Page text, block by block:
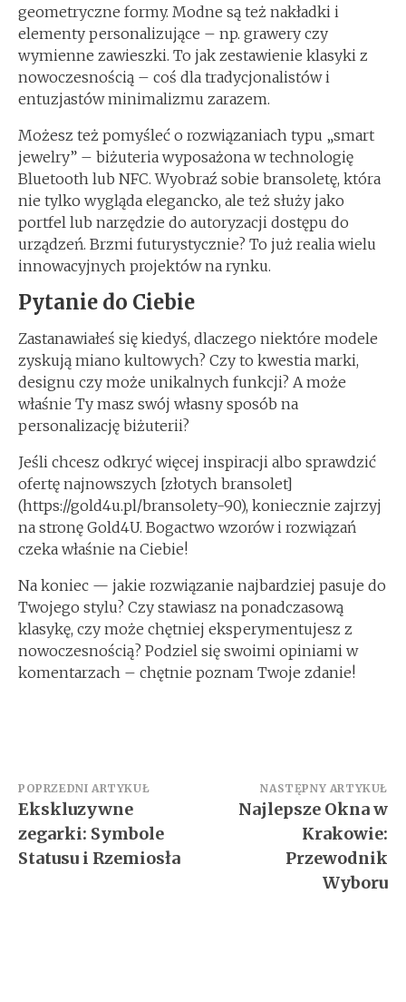
geometryczne formy. Modne są też nakładki i
elementy personalizujące – np. grawery czy
wymienne zawieszki. To jak zestawienie klasyki z
nowoczesnością – coś dla tradycjonalistów i
entuzjastów minimalizmu zarazem.
Możesz też pomyśleć o rozwiązaniach typu „smart
jewelry” – biżuteria wyposażona w technologię
Bluetooth lub NFC. Wyobraź sobie bransoletę, która
nie tylko wygląda elegancko, ale też służy jako
portfel lub narzędzie do autoryzacji dostępu do
urządzeń. Brzmi futurystycznie? To już realia wielu
innowacyjnych projektów na rynku.
Pytanie do Ciebie
Zastanawiałeś się kiedyś, dlaczego niektóre modele
zyskują miano kultowych? Czy to kwestia marki,
designu czy może unikalnych funkcji? A może
właśnie Ty masz swój własny sposób na
personalizację biżuterii?
Jeśli chcesz odkryć więcej inspiracji albo sprawdzić
ofertę najnowszych [złotych bransolet]
(https://gold4u.pl/bransolety-90), koniecznie zajrzyj
na stronę Gold4U. Bogactwo wzorów i rozwiązań
czeka właśnie na Ciebie!
Na koniec — jakie rozwiązanie najbardziej pasuje do
Twojego stylu? Czy stawiasz na ponadczasową
klasykę, czy może chętniej eksperymentujesz z
nowoczesnością? Podziel się swoimi opiniami w
komentarzach – chętnie poznam Twoje zdanie!
Nawigacja
wpisu
POPRZEDNI ARTYKUŁ
Ekskluzywne
zegarki: Symbole
Statusu i Rzemiosła
NASTĘPNY ARTYKUŁ
Najlepsze Okna w
Krakowie:
Przewodnik
Wyboru